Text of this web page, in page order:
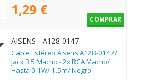
1,29 €
COMPRAR
AISENS - A128-0147
Cable Estéreo Aisens A128-0147/
Jack 3.5 Macho - 2x RCA Macho/
Hasta 0.1W/ 1.5m/ Negro